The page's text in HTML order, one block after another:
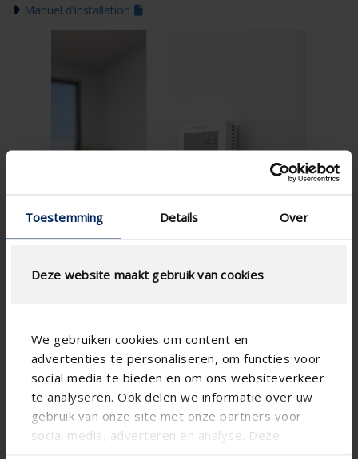
Toestemming Details Over
Deze website maakt gebruik van cookies
We gebruiken cookies om content en
advertenties te personaliseren, om functies voor
social media te bieden en om ons websiteverkeer
te analyseren. Ook delen we informatie over uw
gebruik van onze site met onze partners voor
social media, adverteren en analyse. Deze
Manuel d'installation